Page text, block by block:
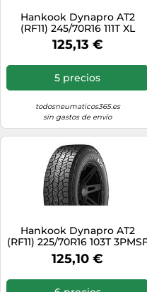
Hankook Dynapro AT2
(RF11) 245/70R16 111T XL
3PMSF
125,13 €
5 precios
todosneumaticos365.es
sin gastos de envío
Hankook Dynapro AT2
(RF11) 225/70R16 103T
125,10 €